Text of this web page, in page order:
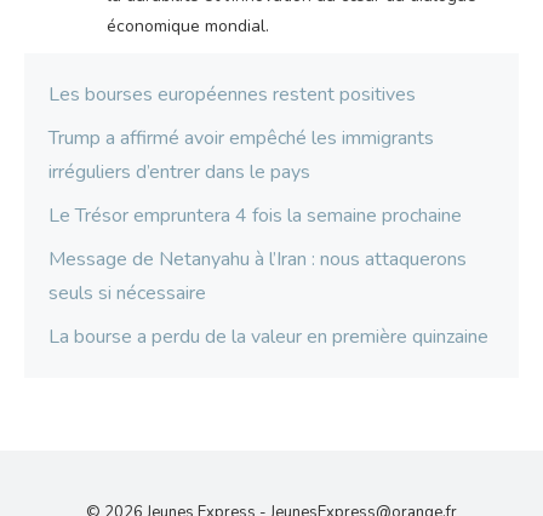
économique mondial.
Les bourses européennes restent positives
Trump a affirmé avoir empêché les immigrants
irréguliers d’entrer dans le pays
Le Trésor empruntera 4 fois la semaine prochaine
Message de Netanyahu à l’Iran : nous attaquerons
seuls si nécessaire
La bourse a perdu de la valeur en première quinzaine